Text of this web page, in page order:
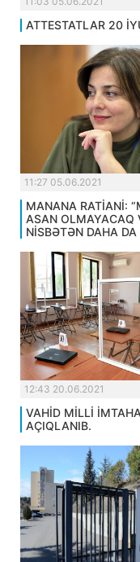
ATTESTATLAR 20
11:27 05.06.2021
MANANA RATİANİ:
ASAN
NİSBƏTƏN DAHA
12:43 20.06.2021
VAHİD MİLLİ
AÇIQLANIB.